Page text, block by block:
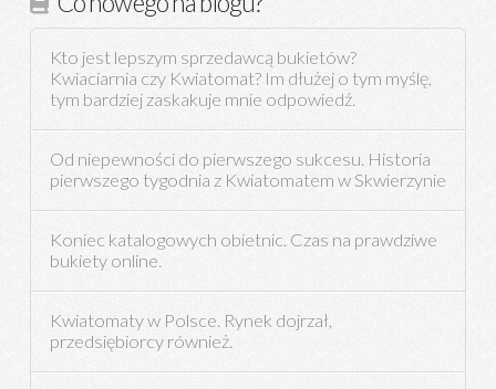
Kto jest lepszym sprzedawcą bukietów?
Kwiaciarnia czy Kwiatomat? Im dłużej o tym myślę,
tym bardziej zaskakuje mnie odpowiedź.
Od niepewności do pierwszego sukcesu. Historia
pierwszego tygodnia z Kwiatomatem w Skwierzynie
Koniec katalogowych obietnic. Czas na prawdziwe
bukiety online.
Kwiatomaty w Polsce. Rynek dojrzał,
przedsiębiorcy również.